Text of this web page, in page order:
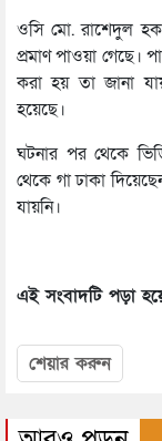
ওসি মো. রাশেদুল হক
প্রমাণ পাওয়া গেছে।
করা হয় তা জানা
হয়েছে।
ঘটনার পর থেকে
থেকে গা ঢাকা
যায়নি।
এই সংবাদটি পড়া
শেয়ার করুন